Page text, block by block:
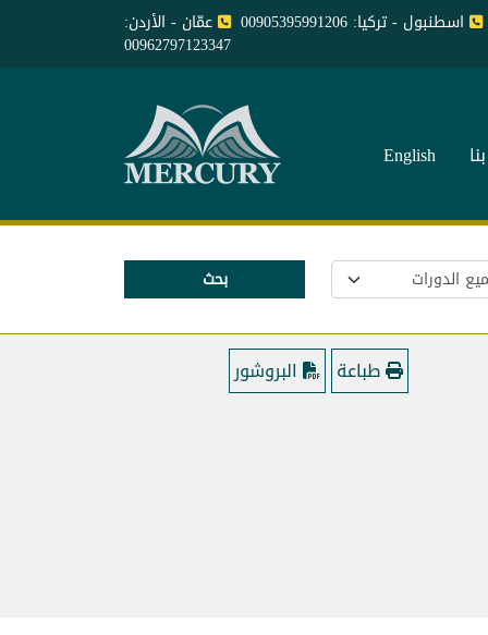
اسطنبول - تركيا: 00905395991206 عمّان - الأردن:
00962797123347
English
بحث
طباعة البروشور